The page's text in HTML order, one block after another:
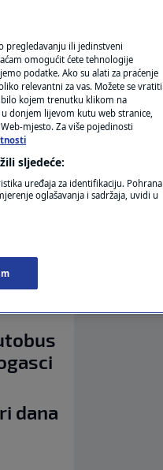
dana
pregledavanju ili jedinstveni
omogućit ćete tehnologije
podatke. Ako su alati za praćenje
relevantni za vas. Možete se vratiti
kojem trenutku klikom na
donjem lijevom kutu web stranice,
mjesto. Za više pojedinosti
sljedeće:
uređaja za identifikaciju. Pohrana
oglašavanja i sadržaja, uvidi u